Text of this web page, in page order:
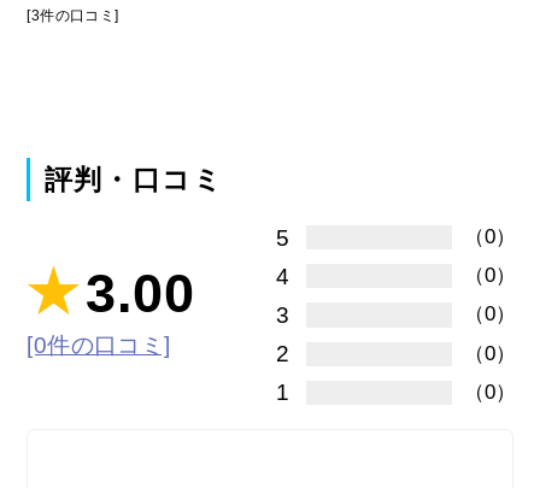
[3件の口コミ]
評判・口コミ
3.00
[0件の口コミ]
5 （0）
4 （0）
3 （0）
2 （0）
1 （0）